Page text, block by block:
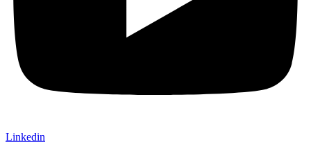
Linkedin